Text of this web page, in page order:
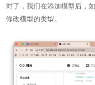
对了，我们在添加模型后，
修改模型的类型。